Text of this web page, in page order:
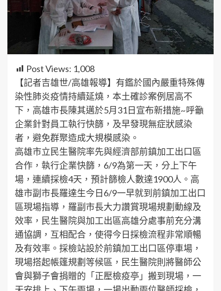
Post Views: 1,008
【記者吉雄世/高雄報導】有鑑於國內嚴重特殊傳
染性肺炎疫情持續延燒，本土確診案例居高不
下，高雄市長陳其邁於5月31日宣布新措施~呼籲
企業針對員工執行快篩，及早發現無症狀感染
者，避免群聚造成大規模感染。
高雄市立民生醫院率先與經濟部前鎮加工出口區
合作，執行企業快篩，6/9為第一天，分上下午
場，連續採檢4天，預計篩檢人數達1900人。高
雄市副市長羅達生今日6/9一早就到前鎮加工出口
區現場指導，羅副市長大力讚賞現場規劃動線及
效率，民生醫院與加工出區高雄分處事前充分溝
通協調，互相配合，使得今日採檢流程非常順暢
及有效率。採檢站設於前鎮加工出口區停車場，
現場搭起帳篷規劃等候區，民生醫院則將醫師公
會與獅子會捐贈的「正壓檢疫亭」搬到現場，一